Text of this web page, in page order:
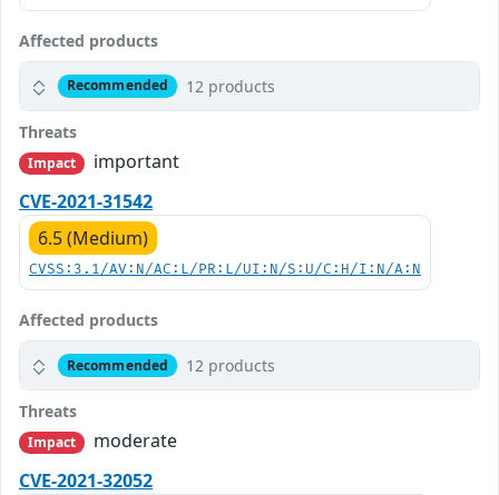
Affected products
Recommended 12 products
Threats
Impact
important
CVE-2021-31542
6.5 (Medium)
CVSS:3.1/AV:N/AC:L/PR:L/UI:N/S:U/C:H/I:N/A:N
Affected products
Recommended 12 products
Threats
Impact
moderate
CVE-2021-32052